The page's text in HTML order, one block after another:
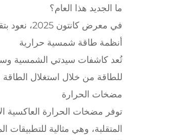
ما الجديد هذا العام؟
في معرض كانتون 2025، نعود بتقنيات أكثر حداثة وحلول مخصصة:
أنظمة طاقة شمسية حرارية
تُعد كاشفات سيدتي الشمسية
للطاقة من خلال استغلال
مضخات الحرارة
توفر مضخات الحرارة العاكسية
المتقلبة، وهي مثالية للتطبيقات